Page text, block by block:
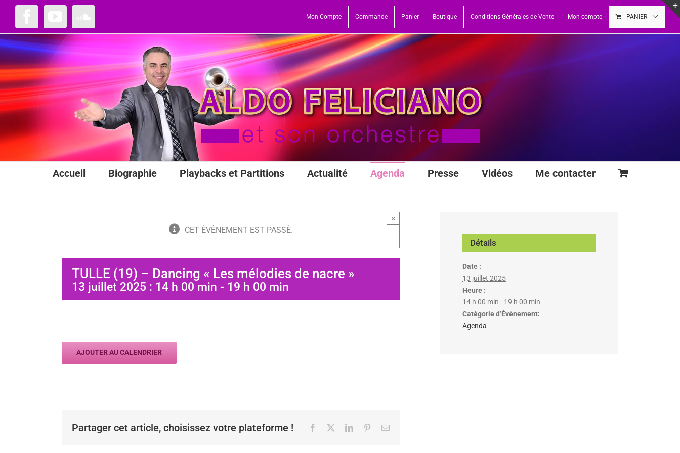
Passer
contenu
Mon Compte Commande Panier Boutique Conditions Générales de Vente Mon compte PANIER
Accueil Biographie Playbacks et Partitions Actualité Agenda Presse Vidéos Me contacter
CET ÉVÈNEMENT EST PASSÉ.
×
TULLE (19) – Dancing « Les mélodies de nacre »
13 juillet 2025 : 14 h 00 min - 19 h 00 min
AJOUTER AU CALENDRIER
Partager cet article, choisissez votre plateforme ! Facebook LinkedInPinterestEmail
Détails
Date :
13 juillet 2025
Heure :
14 h 00 min - 19 h 00 min
Catégorie d’Évènement:
Agenda